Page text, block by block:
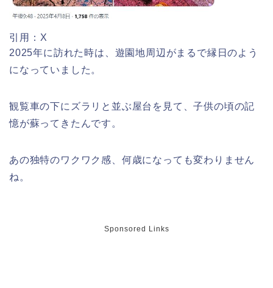
とめ!交通規制は何時から何時まで?
引用：X
2025年に訪れた時は、遊園地周辺がまるで縁日のよう
になっていました。
観覧車の下にズラリと並ぶ屋台を見て、子供の頃の記
憶が蘇ってきたんです。
あの独特のワクワク感、何歳になっても変わりません
ね。
Sponsored Links